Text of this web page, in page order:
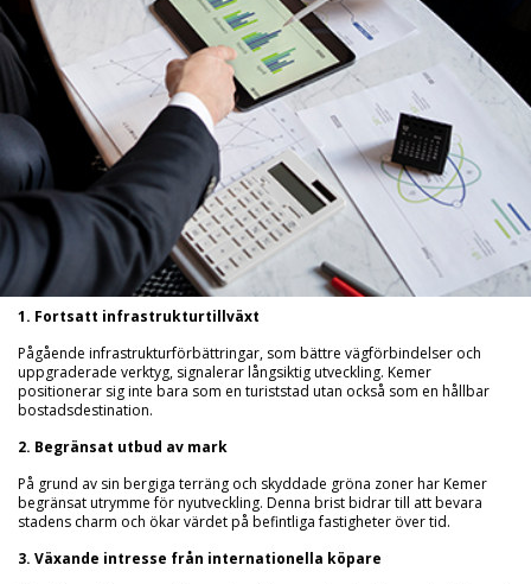
1. Fortsatt infrastrukturtillväxt
Pågående infrastrukturförbättringar, som bättre vägförbindelser och
uppgraderade verktyg, signalerar långsiktig utveckling. Kemer
positionerar sig inte bara som en turiststad utan också som en hållbar
bostadsdestination.
2. Begränsat utbud av mark
På grund av sin bergiga terräng och skyddade gröna zoner har Kemer
begränsat utrymme för nyutveckling. Denna brist bidrar till att bevara
stadens charm och ökar värdet på befintliga fastigheter över tid.
3. Växande intresse från internationella köpare